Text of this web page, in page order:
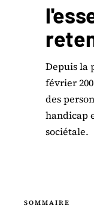
Depuis la
février
des
handicap
sociétale.
SOMMAIRE